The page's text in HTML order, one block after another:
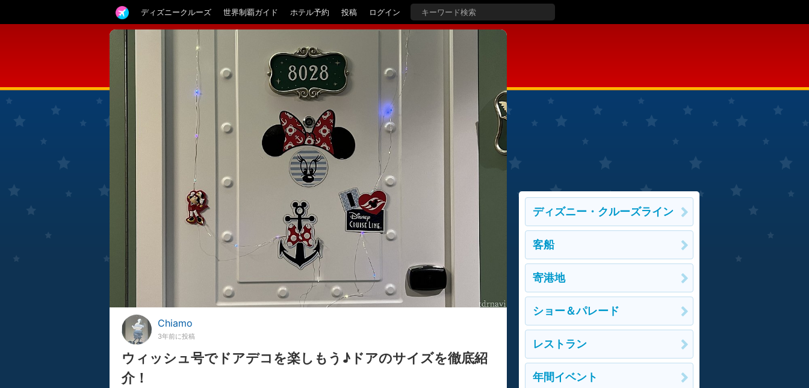
ディズニークルーズ 世界制覇ガイド ホテル予約 投稿 ログイン
Chiamo
3年前に投稿
ウィッシュ号でドアデコを楽しもう♪ドアのサイズを徹底紹
介！
ディズニー・クルーズライン
客船
寄港地
ショー＆パレード
レストラン
年間イベント